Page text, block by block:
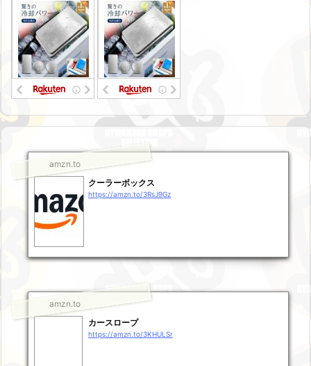
amzn.to
クーラーボックス
https://amzn.to/3RsJ9Gz
amzn.to
カースロープ
https://amzn.to/3KHULSr